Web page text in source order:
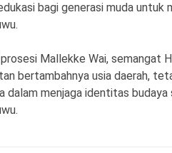
bagi generasi muda untuk
Mallekke Wai, semangat
bertambahnya usia daerah,
dalam menjaga identitas